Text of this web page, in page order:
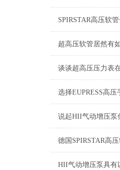
超高压软管居然有
说起HII气动增压泵
德国SPIRSTAR高